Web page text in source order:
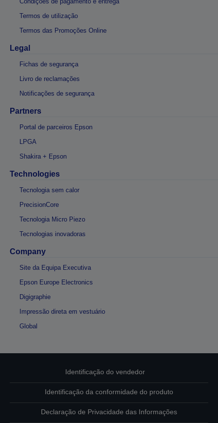
Termos de utilização
Termos das Promoções Online
Legal
Fichas de segurança
Livro de reclamações
Notificações de segurança
Partners
Portal de parceiros Epson
LPGA
Shakira + Epson
Technologies
Tecnologia sem calor
PrecisionCore
Tecnologia Micro Piezo
Tecnologias inovadoras
Company
Site da Equipa Executiva
Epson Europe Electronics
Digigraphie
Impressão direta em vestuário
Global
Identificação do vendedor
Identificação da conformidade do produto
Declaração de Privacidade das Informações